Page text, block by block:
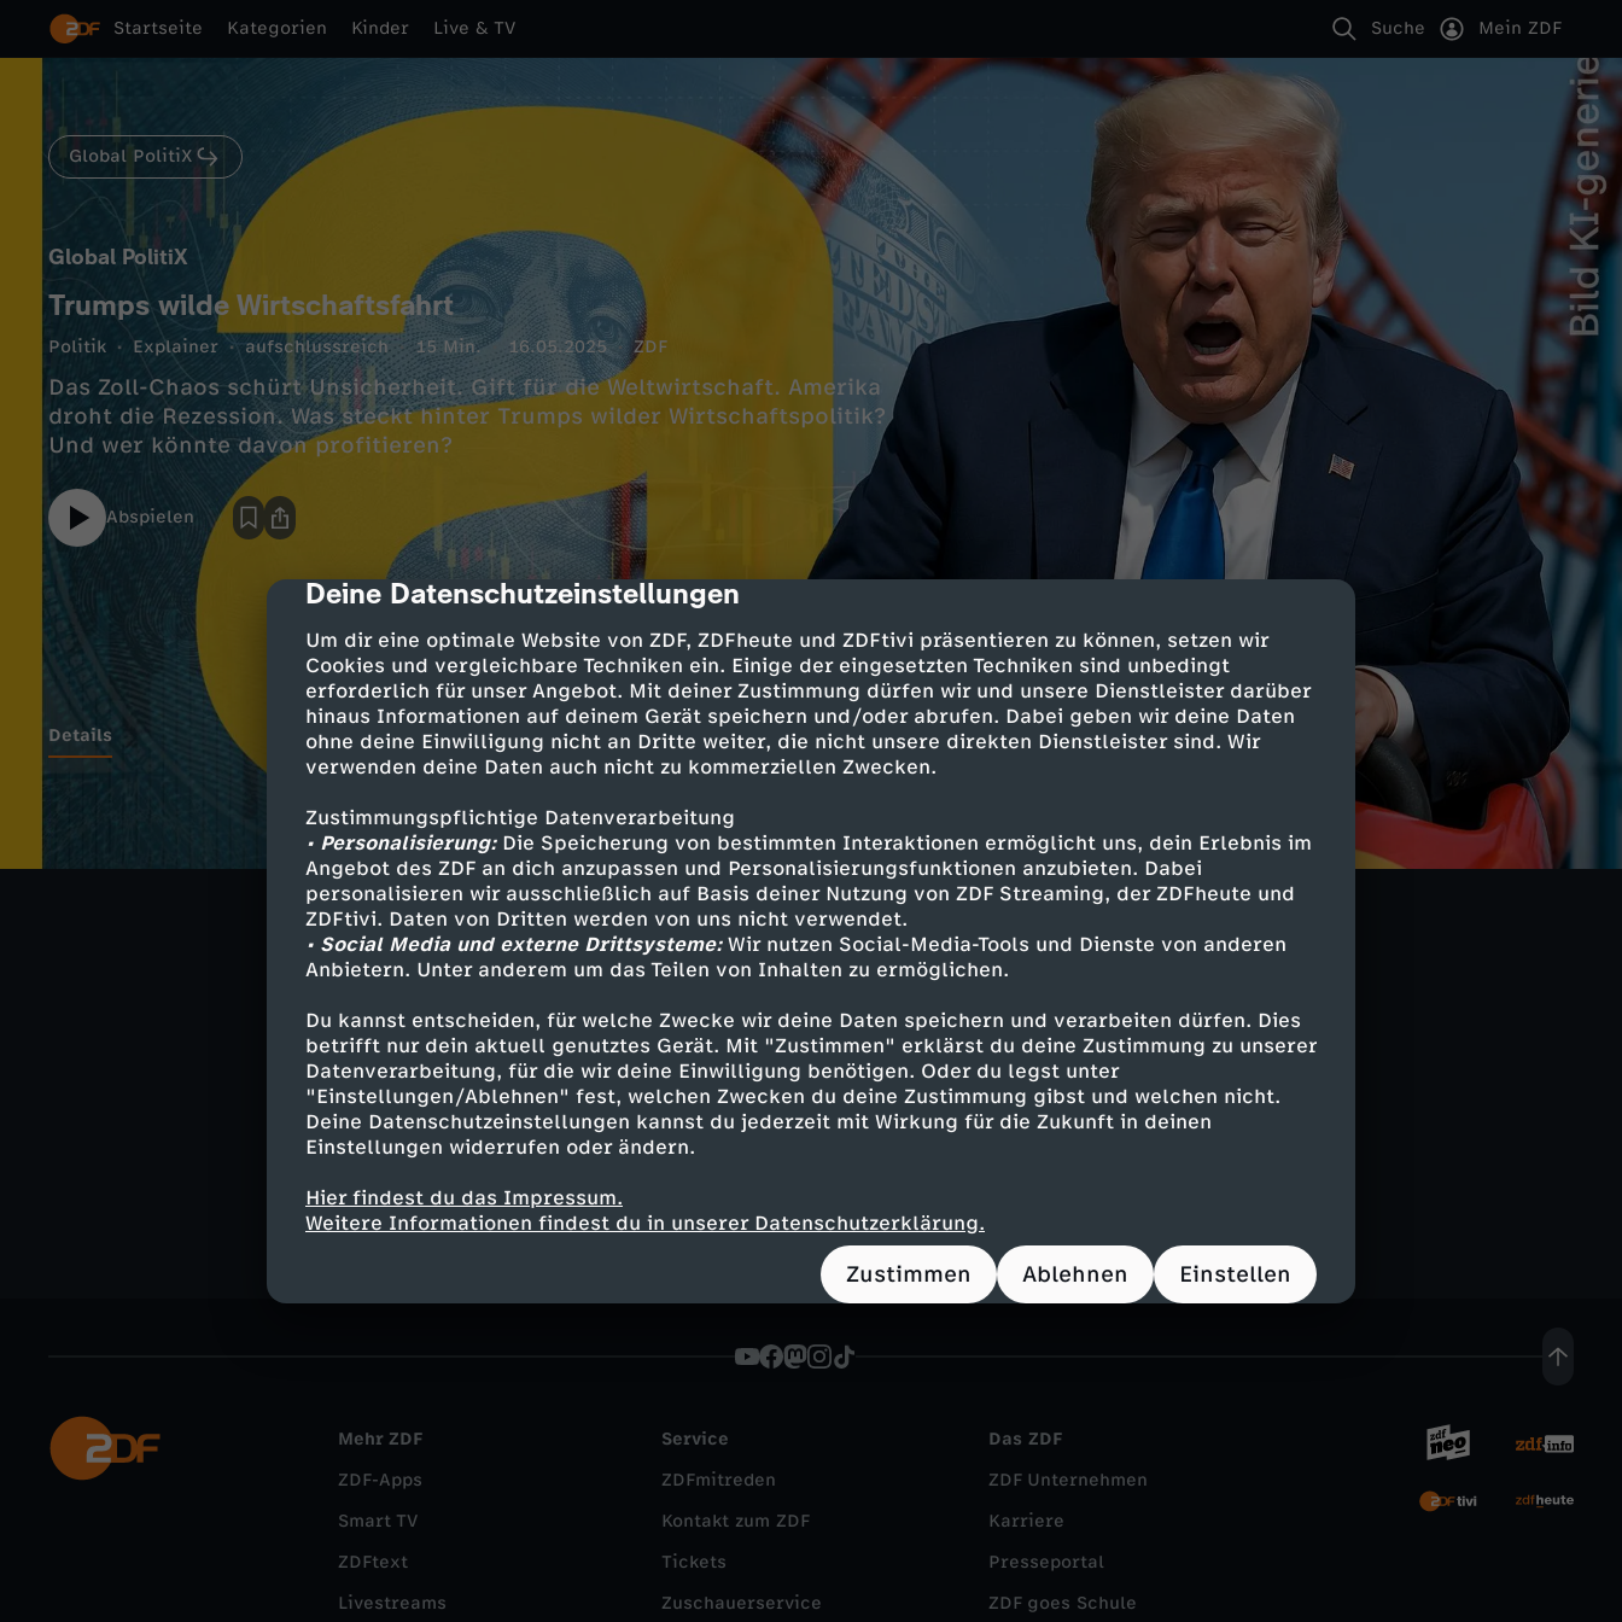
cmp-dialog-description
Deine Datenschutzeinstellungen
Um dir eine optimale Website von ZDF, ZDFheute und ZDFtivi präsentieren zu können, setzen wir
Cookies und vergleichbare Techniken ein. Einige der eingesetzten Techniken sind unbedingt
erforderlich für unser Angebot. Mit deiner Zustimmung dürfen wir und unsere Dienstleister darüber
hinaus Informationen auf deinem Gerät speichern und/oder abrufen. Dabei geben wir deine Daten
ohne deine Einwilligung nicht an Dritte weiter, die nicht unsere direkten Dienstleister sind. Wir
verwenden deine Daten auch nicht zu kommerziellen Zwecken.
Zustimmungspflichtige Datenverarbeitung
• Personalisierung:Die Speicherung von bestimmten Interaktionen ermöglicht uns, dein Erlebnis im
Angebot des ZDF an dich anzupassen und Personalisierungsfunktionen anzubieten. Dabei
personalisieren wir ausschließlich auf Basis deiner Nutzung von ZDF Streaming, der ZDFheute und
ZDFtivi. Daten von Dritten werden von uns nicht verwendet.
• Social Media und externe Drittsysteme:Wir nutzen Social-Media-Tools und Dienste von anderen
Anbietern. Unter anderem um das Teilen von Inhalten zu ermöglichen.
Du kannst entscheiden, für welche Zwecke wir deine Daten speichern und verarbeiten dürfen. Dies
betrifft nur dein aktuell genutztes Gerät. Mit "Zustimmen" erklärst du deine Zustimmung zu unserer
Datenverarbeitung, für die wir deine Einwilligung benötigen. Oder du legst unter
"Einstellungen/Ablehnen" fest, welchen Zwecken du deine Zustimmung gibst und welchen nicht.
Deine Datenschutzeinstellungen kannst du jederzeit mit Wirkung für die Zukunft in deinen
Einstellungen widerrufen oder ändern.
Hier findest du das Impressum.
Weitere Informationen findest du in unserer Datenschutzerklärung.
Zustimmen Ablehnen Einstellen
Startseite Kategorien Kinder Live & TV Suche Mein ZDF
Global PolitiX
Global PolitiX
Trumps wilde Wirtschaftsfahrt
Politik Explainer aufschlussreich 15 Min. 16.05.2025 ZDF
Das Zoll-Chaos schürt Unsicherheit. Gift für die Weltwirtschaft. Amerika
droht die Rezession. Was steckt hinter Trumps wilder Wirtschaftspolitik?
Und wer könnte davon profitieren?
Abspielen
Details
Donald Trumps Zollpolitik sorgt für Verunsicherung in der Weltwirtschaft. Mit
dem Versprechen, die US-Industrie zu stärken, hat er einen Handelskrieg
angezettelt, der nun die eigene Wirtschaft zu gefährden droht. In dieser neuen
Folge von auslandsjournal GlobalPolitiX geht ZDF-Wirtschaftskorrespondent
Florian Neuhann den Fragen auf den Grund, was US-Präsident Donald Trump
bislang wirklich erreicht hat, ob hinter seinem Zoll-Zickzack ein größerer Plan
Ähnliche Inhalte entdecken
Mehr ZDF
ZDF-Apps
Smart TV
ZDFtext
Livestreams
Service
ZDFmitreden
Kontakt zum ZDF
Tickets
Zuschauerservice
Das ZDF
ZDF Unternehmen
Karriere
Presseportal
ZDF goes Schule